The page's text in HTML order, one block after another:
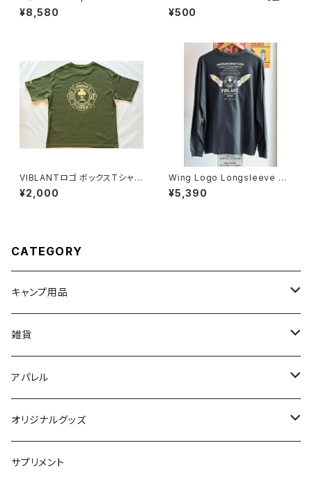
¥8,580
証再発行】
¥500
VIBLANTロゴ ボックスTシャツ
／オリーブ
¥2,000
Wing Logo Longsleeve T-
shirt 【viblant Original】
¥5,390
CATEGORY
キャンプ用品
ランタン関連
ケース類
食器類
オイルランプ
雑貨
キッズ向け
ステッカー
アパレル
Tシャツ
帽子類
オリジナルグッズ
ステッカー
サプリメント